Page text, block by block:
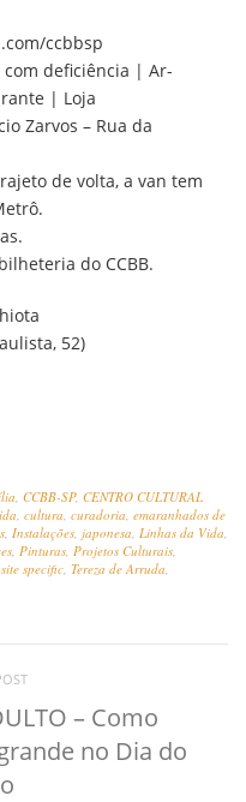
ccbbsp
com deficiência | Ar-
| Loja
Zarvos – Rua da
de volta, a van tem
do CCBB.
52)
CCBB-SP, CENTRO CULTURAL
cultura curadoria emaranhados de
Instalações japonesa Linhas da Vida
Pinturas Projetos Culturais
site specific Tereza de Arruda
– Como
no Dia do